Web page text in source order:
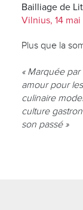
Bailliage de
Vilnius, 14
Plus que la
« Marquée
amour pour
culinaire
culture
son passé »